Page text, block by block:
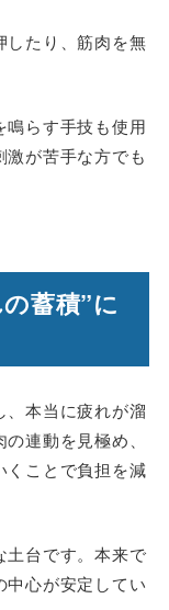
したり、筋肉を無
鳴らす手技も使用
激が苦手な方でも
蓄積”に
、本当に疲れが溜
連動を見極め、
くことで負担を減
土台です。本来で
中心が安定してい